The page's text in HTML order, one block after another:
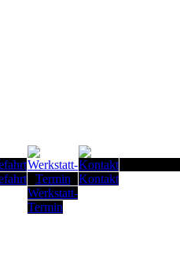
Werkstatt-
Termin
Kontakt